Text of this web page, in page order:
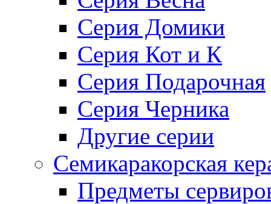
Серия Домики
Серия Кот и К
Серия Подарочная
Серия Черника
Другие серии
Семикаракорская
Предметы